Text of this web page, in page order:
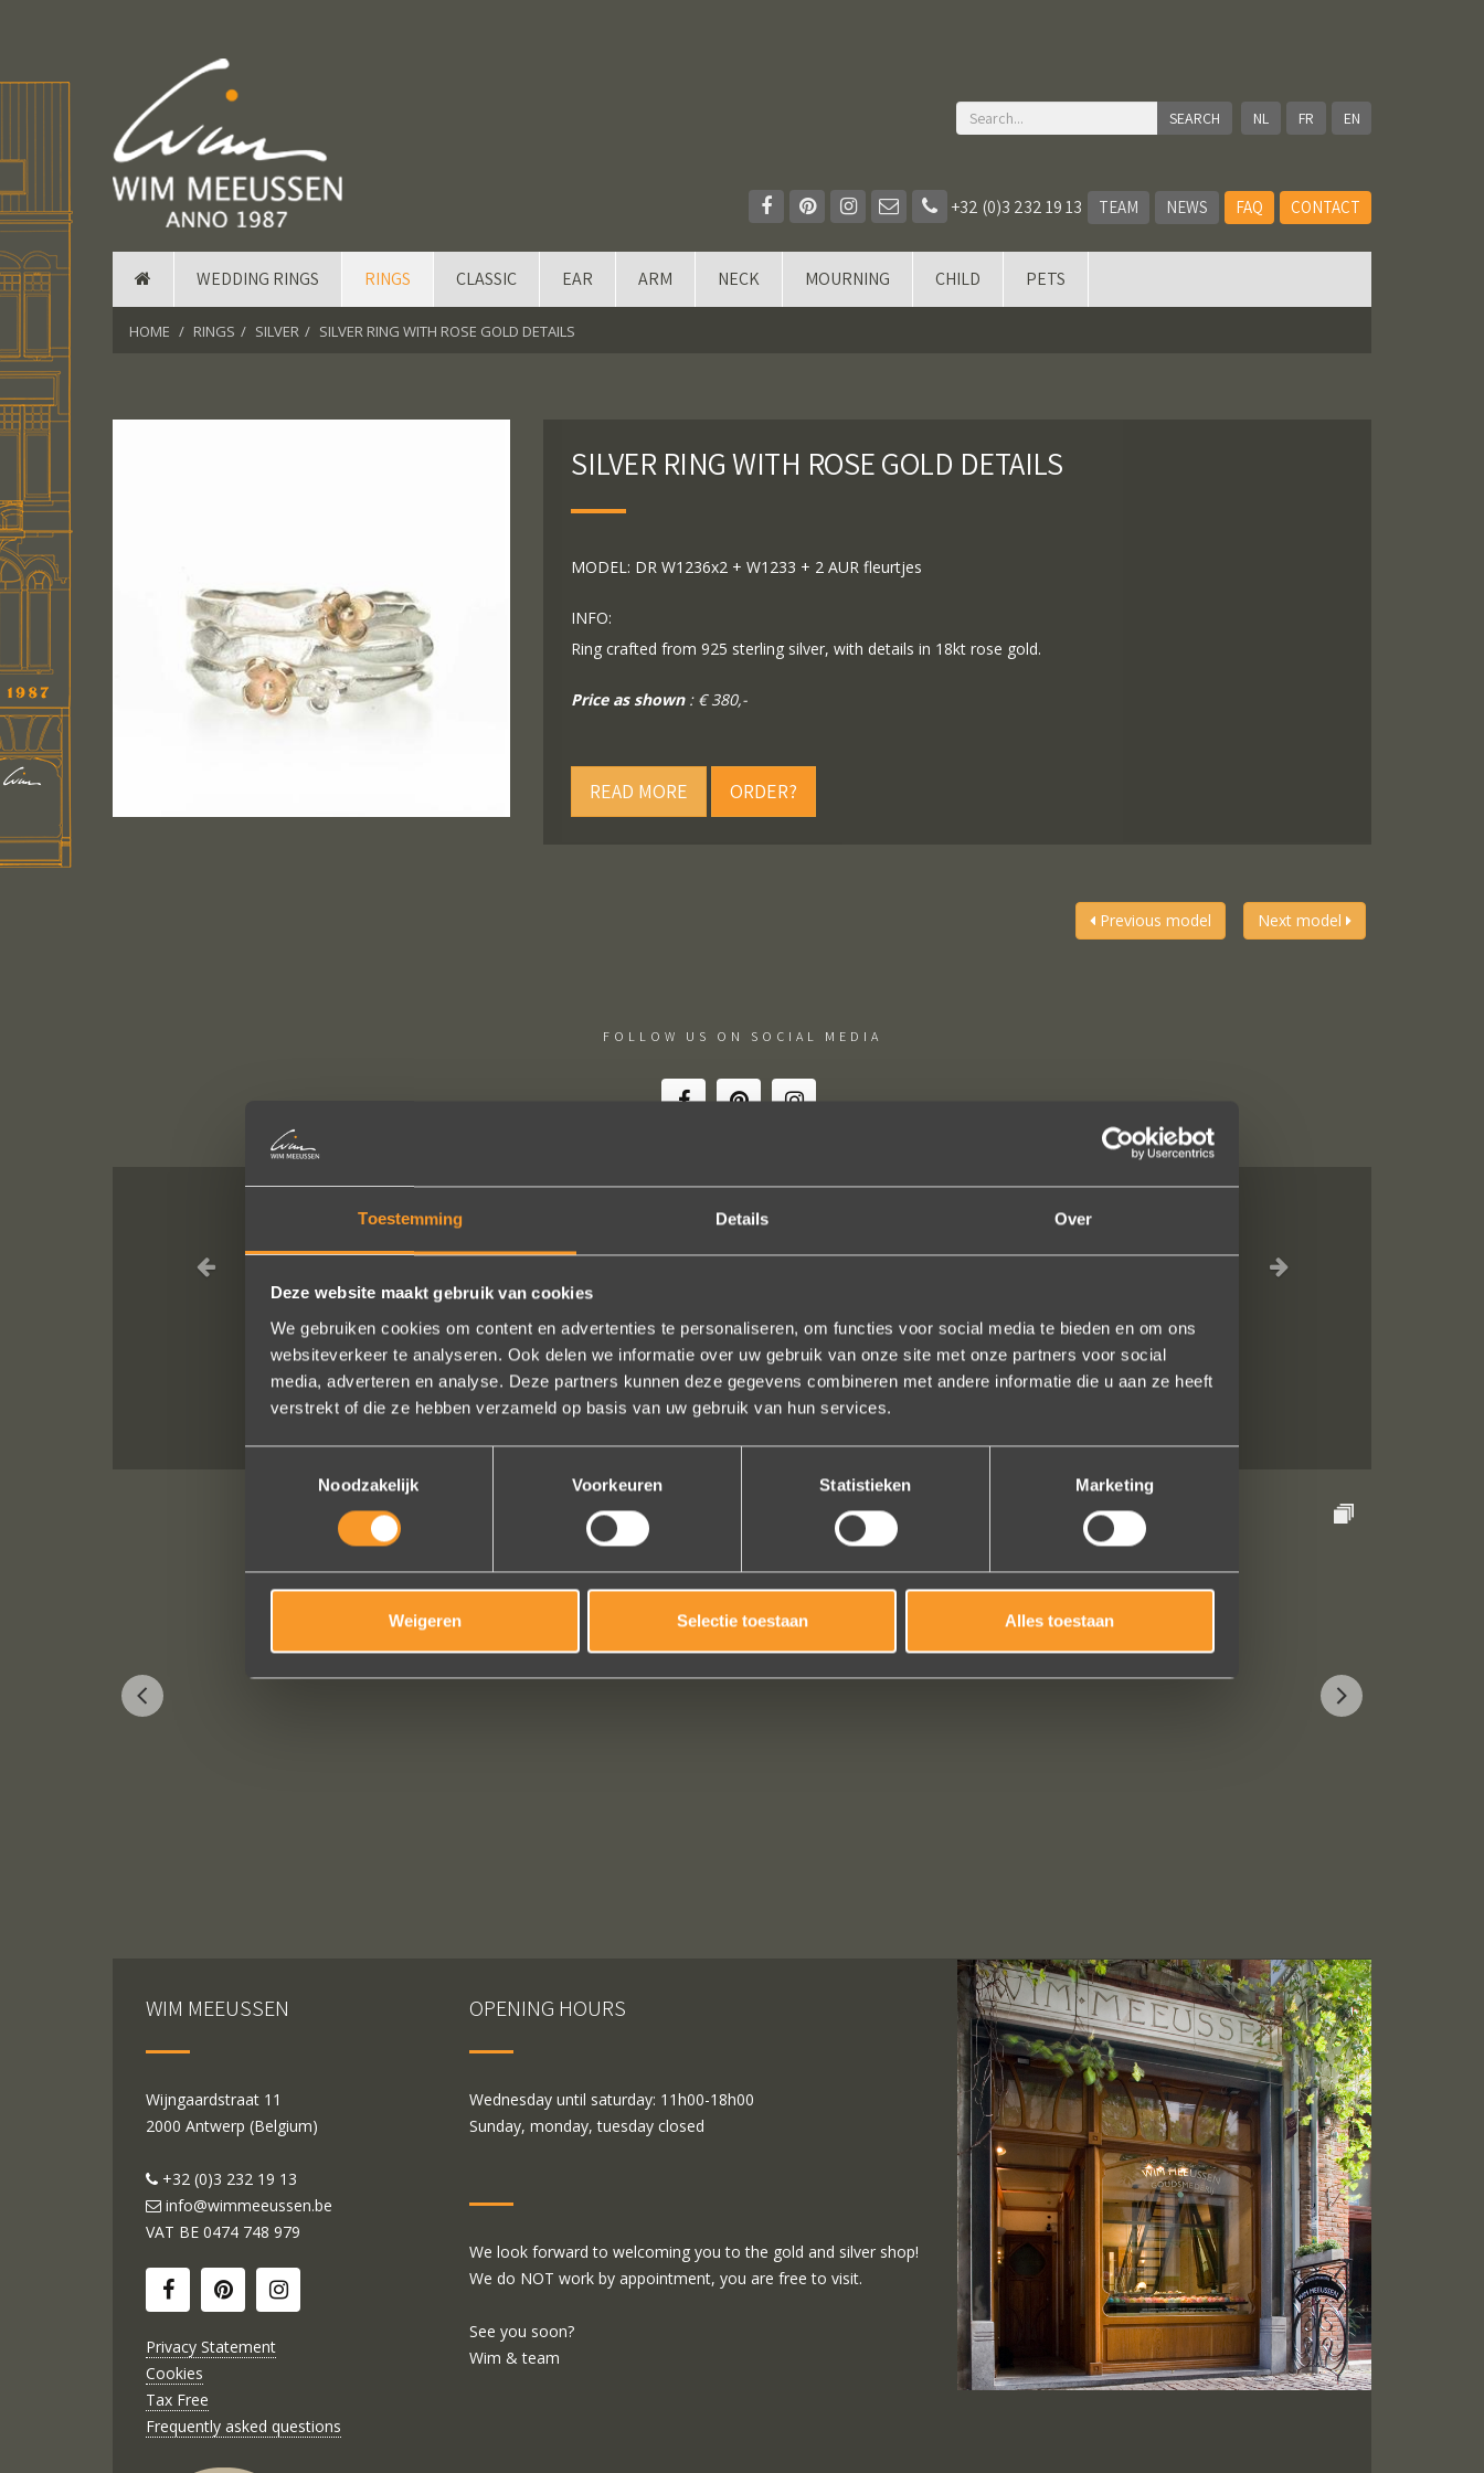
Toestemming Details Over
Deze website maakt gebruik van cookies
We gebruiken cookies om content en advertenties te personaliseren, om functies voor social media te bieden en om ons
websiteverkeer te analyseren. Ook delen we informatie over uw gebruik van onze site met onze partners voor social
media, adverteren en analyse. Deze partners kunnen deze gegevens combineren met andere informatie die u aan ze heeft
verstrekt of die ze hebben verzameld op basis van uw gebruik van hun services.
Noodzakelijk
Voorkeuren Statistieken Marketing
Weigeren Selectie toestaan Alles toestaan
NL FR EN
+32 (0)3 232 19 13 TEAM NEWS FAQ CONTACT
WEDDING RINGS RINGS CLASSIC EAR ARM NECK MOURNING CHILD PETS
HOME RINGS SILVER SILVER RING WITH ROSE GOLD DETAILS
SILVER RING WITH ROSE GOLD DETAILS
MODEL: DR W1236x2 + W1233 + 2 AUR fleurtjes
INFO:
Ring crafted from 925 sterling silver, with details in 18kt rose gold.
Price as shown: € 380,-
READ MORE ORDER?
Previous model Next model
FOLLOW US ON SOCIAL MEDIA
We bestelden online, maar er wordt contact met je onderhouden alsof je in de winkel staat.
Het is eigenlijk een feestje om bij Wim Meeusen sierraden aan te schaffen!
Erik Koopmans
Bekijk al onze reviews
WIM MEEUSSEN
Wijngaardstraat 11
2000 Antwerp (Belgium)
+32 (0)3 232 19 13
info@wimmeeussen.be
VAT BE 0474 748 979
Privacy Statement
Cookies
Tax Free
Frequently asked questions
OPENING HOURS
Wednesday until saturday: 11h00-18h00
Sunday, monday, tuesday closed
We look forward to welcoming you to the gold and silver shop!
We do NOT work by appointment, you are free to visit.
See you soon?
Wim & team